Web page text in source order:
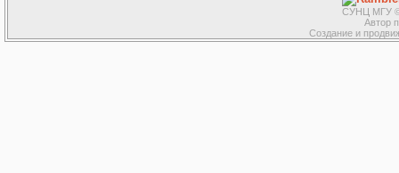
СУНЦ МГУ ©
Автор
Создание и